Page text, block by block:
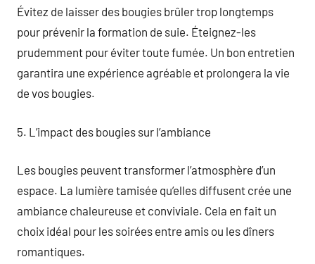
Évitez de laisser des bougies brûler trop longtemps
pour prévenir la formation de suie. Éteignez-les
prudemment pour éviter toute fumée. Un bon entretien
garantira une expérience agréable et prolongera la vie
de vos bougies.
5. L’impact des bougies sur l’ambiance
Les bougies peuvent transformer l’atmosphère d’un
espace. La lumière tamisée qu’elles diffusent crée une
ambiance chaleureuse et conviviale. Cela en fait un
choix idéal pour les soirées entre amis ou les dîners
romantiques.